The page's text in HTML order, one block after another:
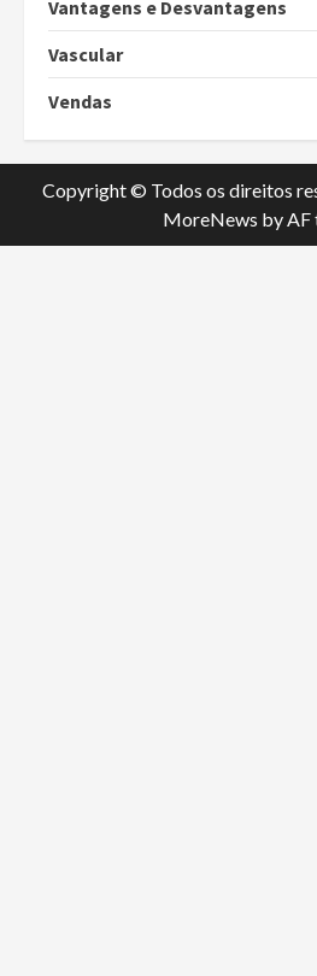
Vantagens e Desvantagens
Vascular
Vendas
Copyright © Todos os direitos
MoreNews by AF